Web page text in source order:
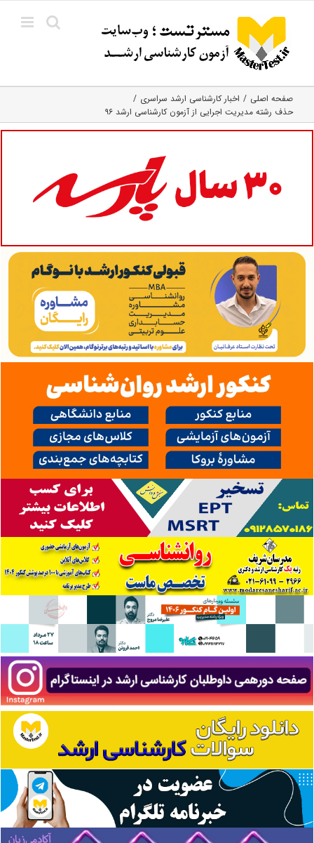
content
صفحه اصلی
اخبار کارشناسی ارشد سراسری
حذف رشته مدیریت اجرایی از آزمون کارشناسی ارشد ۹۶